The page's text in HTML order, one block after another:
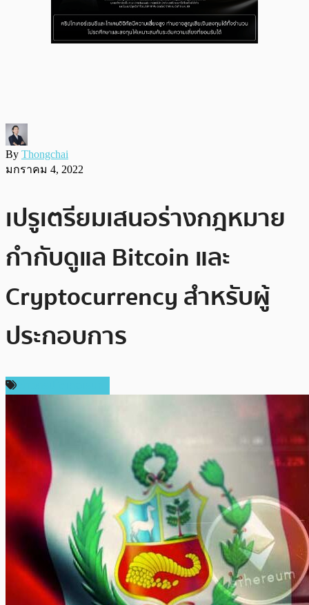
By Thongchai
มกราคม 4, 2022
เปรูเตรียมเสนอร่างกฎหมาย
กำกับดูแล Bitcoin และ
Cryptocurrency สำหรับผู้
ประกอบการ